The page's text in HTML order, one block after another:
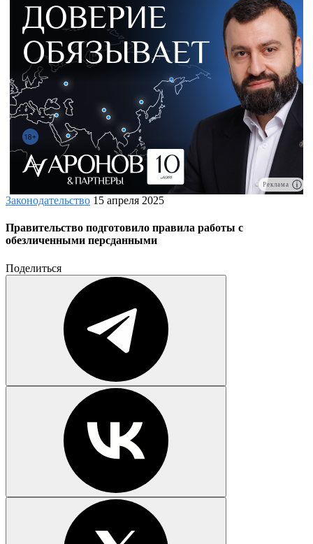
Реклама
Законодательство 15 апреля 2025
Правительство подготовило правила работы с
обезличенными персданными
Поделиться